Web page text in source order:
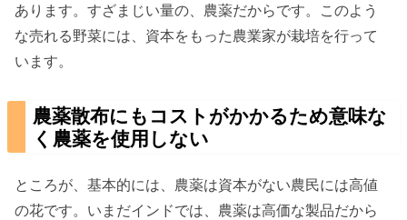
あります。すざまじい量の、農薬だからです。このよう
な売れる野菜には、資本をもった農業家が栽培を行って
います。
農薬散布にもコストがかかるため意味な
く農薬を使用しない
ところが、基本的には、農薬は資本がない農民には高値
の花です。いまだインドでは、農薬は高価な製品だから